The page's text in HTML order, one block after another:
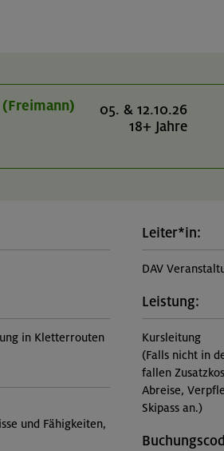
05. & 12.10.26
18+ Jahre
in Kletterrouten
und Fähigkeiten,
Leiter*in:
DAV
Leistung:
Kursleitung
(Falls nicht in
fallen
Abreise,
Skipass an.)